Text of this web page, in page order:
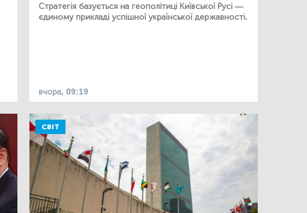
Стратегія базується на геополітиці Київської Русі —
єдиному прикладі успішної української державності.
вчора, 09:19
СВІТ